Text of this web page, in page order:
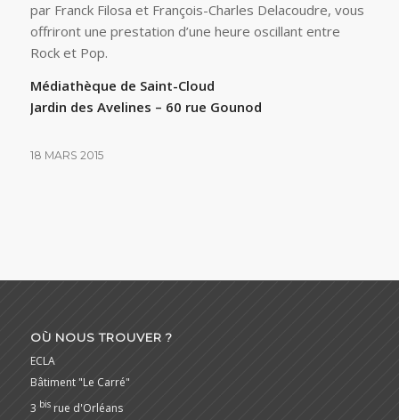
par Franck Filosa et François-Charles Delacoudre, vous
offriront une prestation d’une heure oscillant entre
Rock et Pop.
Médiathèque de Saint-Cloud
Jardin des Avelines – 60 rue Gounod
18 MARS 2015
OÙ NOUS TROUVER ?
ECLA
Bâtiment "Le Carré"
3 bisrue d'Orléans